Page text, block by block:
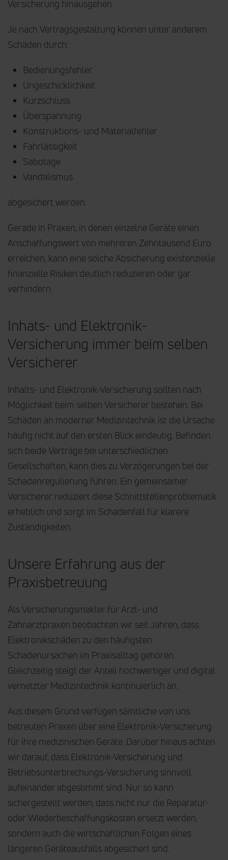
Versicherung hinausgehen.
Je nach Vertragsgestaltung können unter anderem
Schäden durch:
Bedienungsfehler
Ungeschicklichkeit
Kurzschluss
Überspannung
Konstruktions- und Materialfehler
Fahrlässigkeit
Sabotage
Vandalismus
abgesichert werden.
Gerade in Praxen, in denen einzelne Geräte einen
Anschaffungswert von mehreren Zehntausend Euro
erreichen, kann eine solche Absicherung existenzielle
finanzielle Risiken deutlich reduzieren oder gar
verhindern.
Inhats- und Elektronik-
Versicherung immer beim selben
Versicherer
Inhalts- und Elektronik-Versicherung sollten nach
Möglichkeit beim selben Versicherer bestehen. Bei
Schäden an moderner Medizintechnik ist die Ursache
häufig nicht auf den ersten Blick eindeutig. Befinden
sich beide Verträge bei unterschiedlichen
Gesellschaften, kann dies zu Verzögerungen bei der
Schadenregulierung führen. Ein gemeinsamer
Versicherer reduziert diese Schnittstellenproblematik
erheblich und sorgt im Schadenfall für klarere
Zuständigkeiten.
Unsere Erfahrung aus der
Praxisbetreuung
Als Versicherungsmakler für Arzt- und
Zahnarztpraxen beobachten wir seit Jahren, dass
Elektronikschäden zu den häufigsten
Schadenursachen im Praxisalltag gehören.
Gleichzeitig steigt der Anteil hochwertiger und digital
vernetzter Medizintechnik kontinuierlich an.
Aus diesem Grund verfügen sämtliche von uns
betreuten Praxen über eine Elektronik-Versicherung
für ihre medizinischen Geräte. Darüber hinaus achten
wir darauf, dass Elektronik-Versicherung und
Betriebsunterbrechungs-Versicherung sinnvoll
aufeinander abgestimmt sind. Nur so kann
sichergestellt werden, dass nicht nur die Reparatur-
oder Wiederbeschaffungskosten ersetzt werden,
sondern auch die wirtschaftlichen Folgen eines
längeren Geräteausfalls abgesichert sind.